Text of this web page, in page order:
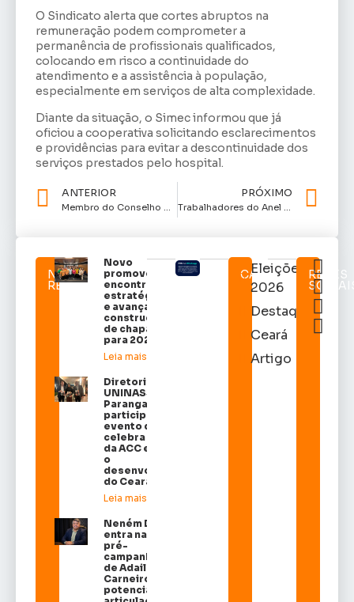
O Sindicato alerta que cortes abruptos na
remuneração podem comprometer a
permanência de profissionais qualificados,
colocando em risco a continuidade do
atendimento e a assistência à população,
especialmente em serviços de alta complexidade.
Diante da situação, o Simec informou que já
oficiou a cooperativa solicitando esclarecimentos
e providências para evitar a descontinuidade dos
serviços prestados pelo hospital.
ANTERIOR
Membro do Conselho da Etufor, que aprovou aumento da passagem, acumula cargos e recebe mais de R$ 85 mil mensais, segundo denúncia.
PRÓXIMO
Trabalhadores do Anel Viário protestam por salários e direitos não pagos
NOTICIAS
RELACIONADAS
Novo
promove
encontro
estratégico
e avança na
construção
de chapa
para 2026.
Leia mais »
Diretoria da
UNINASSAU
Parangaba
participa de
evento que
celebra 160 anos
da ACC e destaca
o
desenvolvimento
do Ceará
Leia mais »
Neném Dias
entra na
pré-
campanha
de Adail
Carneiro e
potencializa
CATEGORIAS
Eleições
2026
Destaques
Ceará
Artigo
REDES